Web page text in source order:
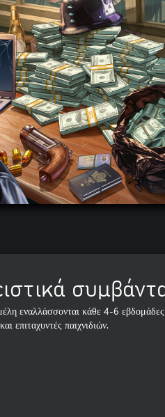
εναλλάσσονται κάθε 4-6
επιταχυντές παιχνιδιών.